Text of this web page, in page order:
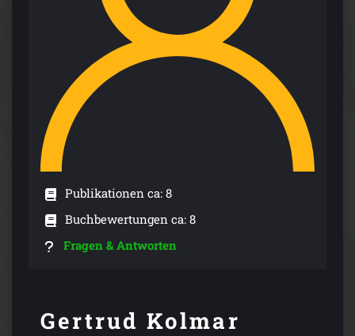
Publikationen ca: 8
Buchbewertungen ca: 8
Fragen & Antworten
Gertrud Kolmar